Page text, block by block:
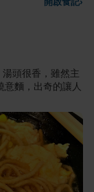
頭很香，雖然主
麵，出奇的讓人